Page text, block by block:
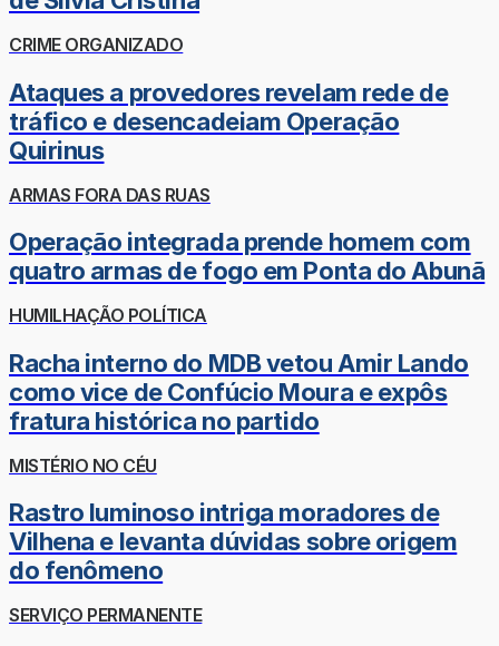
CRIME ORGANIZADO
Ataques a provedores revelam rede de
tráfico e desencadeiam Operação
Quirinus
ARMAS FORA DAS RUAS
Operação integrada prende homem com
quatro armas de fogo em Ponta do Abunã
HUMILHAÇÃO POLÍTICA
Racha interno do MDB vetou Amir Lando
como vice de Confúcio Moura e expôs
fratura histórica no partido
MISTÉRIO NO CÉU
Rastro luminoso intriga moradores de
Vilhena e levanta dúvidas sobre origem
do fenômeno
SERVIÇO PERMANENTE